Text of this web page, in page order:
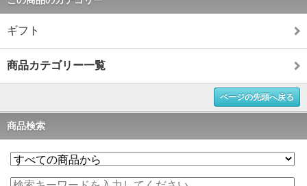
ギフト
商品カテゴリー一覧
ページの先頭へ戻る
商品検索